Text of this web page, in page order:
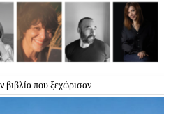
βιβλία που ξεχώρισαν